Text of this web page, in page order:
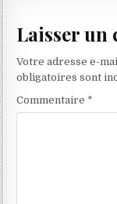
Laisser un
Votre adresse e-
obligatoires sont
Commentaire *